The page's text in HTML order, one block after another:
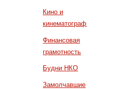
Кино и
кинематограф
Финансовая
грамотность
Будни НКО
Замолчавшие